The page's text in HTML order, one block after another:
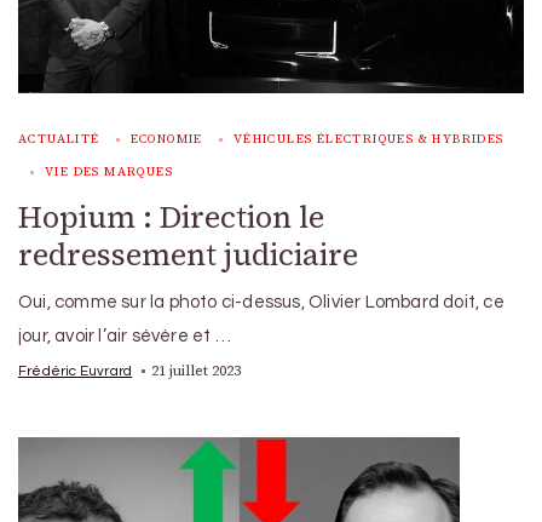
ACTUALITÉ ECONOMIE VÉHICULES ÉLECTRIQUES & HYBRIDES
VIE DES MARQUES
Hopium : Direction le
redressement judiciaire
Oui, comme sur la photo ci-dessus, Olivier Lombard doit, ce
jour, avoir l’air sévère et …
Frédéric Euvrard 21 juillet 2023